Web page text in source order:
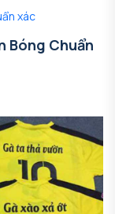
Bóng Chuẩn